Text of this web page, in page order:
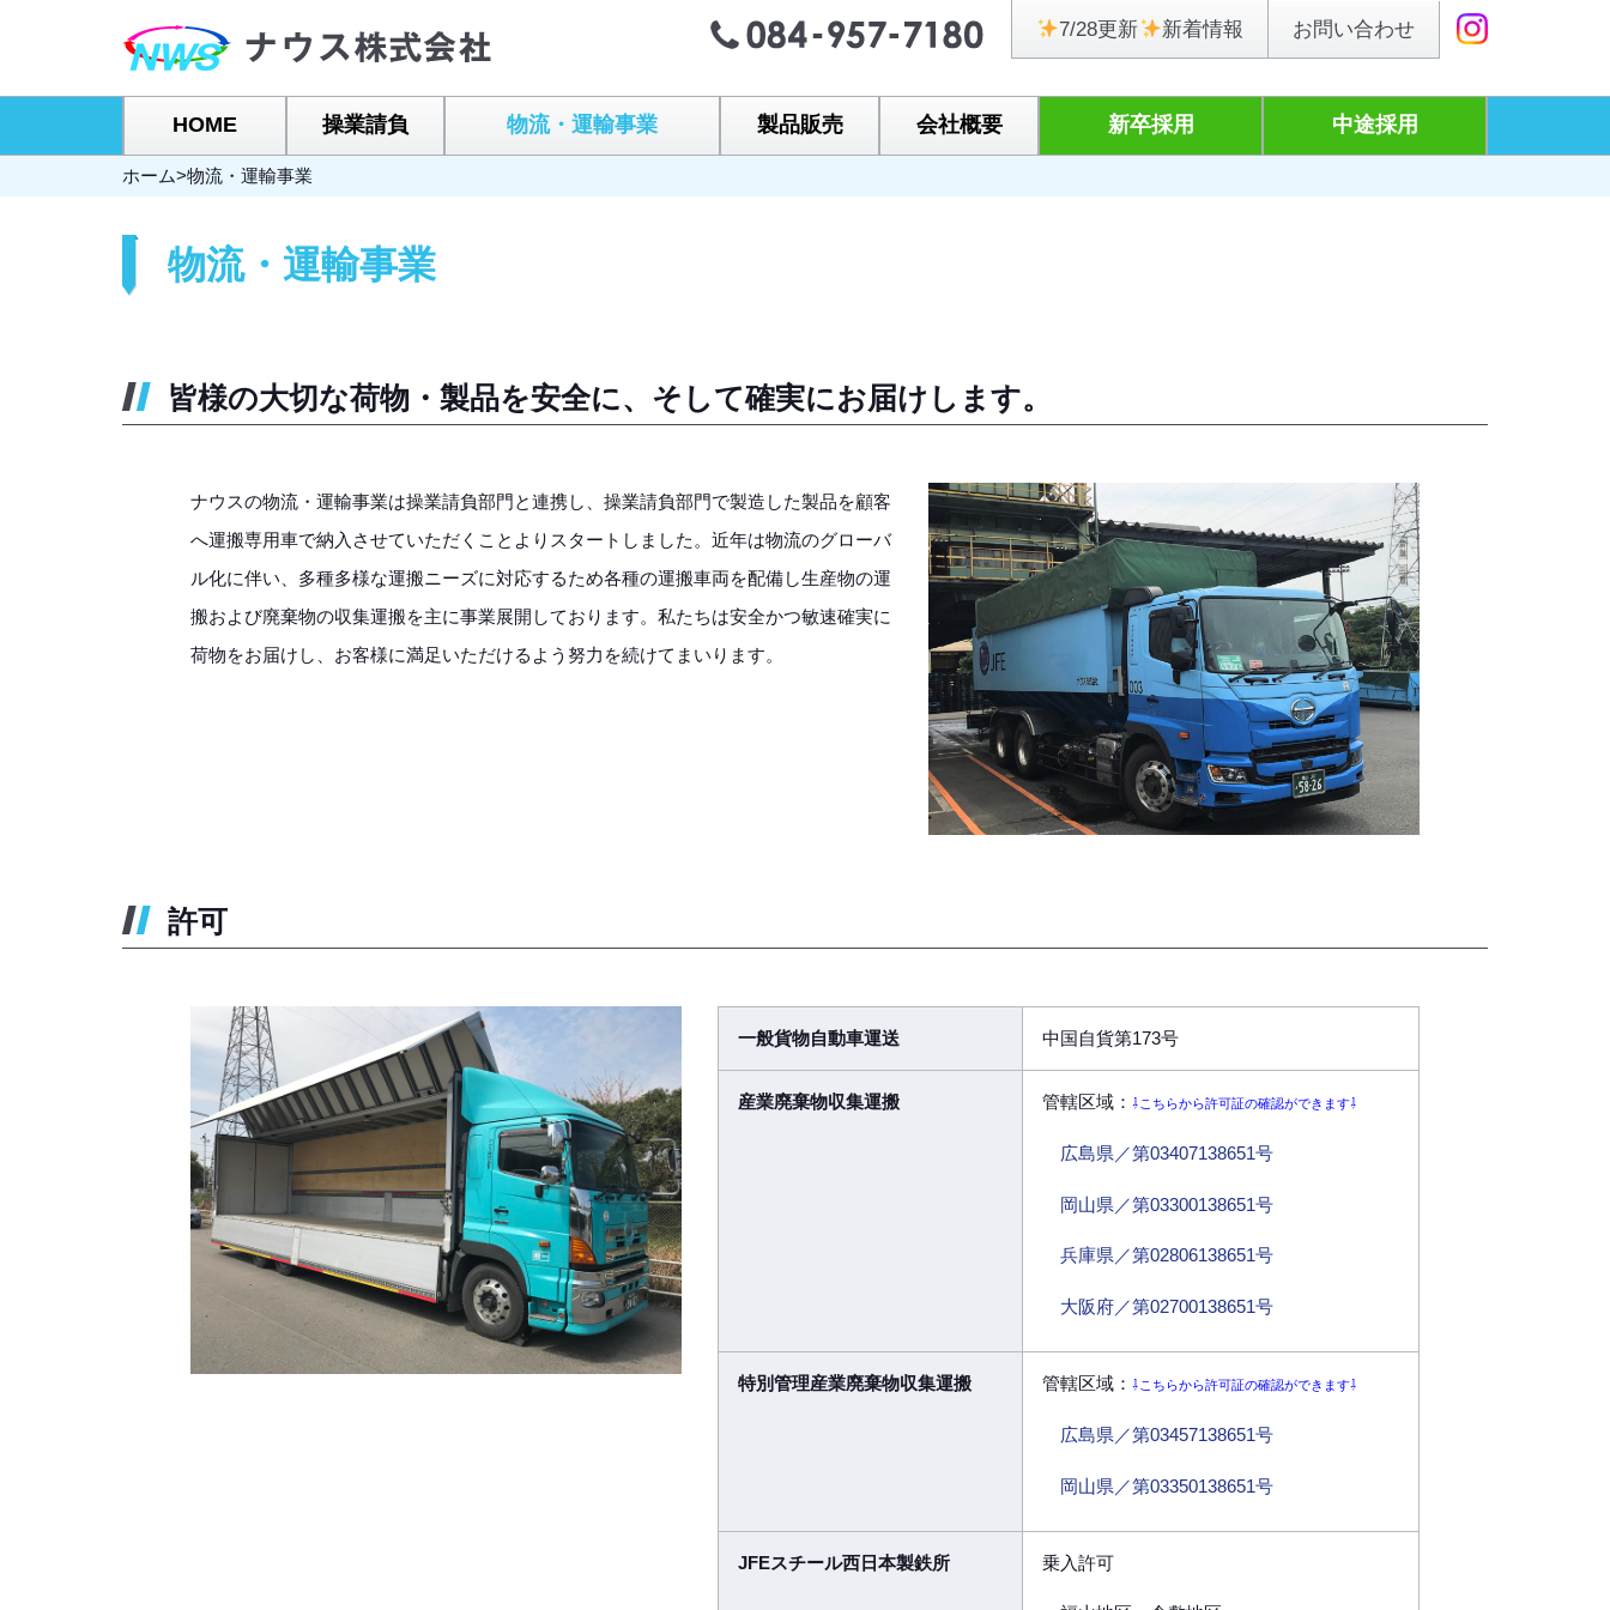
7/28更新 新着情報 お問い合わせ
HOME 操業請負 物流・運輸事業 製品販売 会社概要 新卒採用 中途採用
ホーム>物流・運輸事業
物流・運輸事業
皆様の大切な荷物・製品を安全に、そして確実にお届けします。
ナウスの物流・運輸事業は操業請負部門と連携し、操業請負部門で製造した製品を顧客
へ運搬専用車で納入させていただくことよりスタートしました。近年は物流のグローバ
ル化に伴い、多種多様な運搬ニーズに対応するため各種の運搬車両を配備し生産物の運
搬および廃棄物の収集運搬を主に事業展開しております。私たちは安全かつ敏速確実に
荷物をお届けし、お客様に満足いただけるよう努力を続けてまいります。
許可
一般貨物自動車運送 中国自貨第173号
産業廃棄物収集運搬 管轄区域： ⇩こちらから許可証の確認ができます⇩
広島県／第03407138651号
岡山県／第03300138651号
兵庫県／第02806138651号
大阪府／第02700138651号
特別管理産業廃棄物収集運搬 管轄区域： ⇩こちらから許可証の確認ができます⇩
広島県／第03457138651号
岡山県／第03350138651号
JFEスチール西日本製鉄所 乗入許可